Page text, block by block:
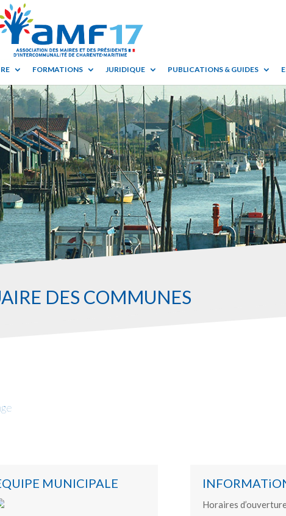
FORMATIONS JURIDIQUE PUBLICATIONS & GUIDES
DES COMMUNES
MUNICIPALE
Horaires